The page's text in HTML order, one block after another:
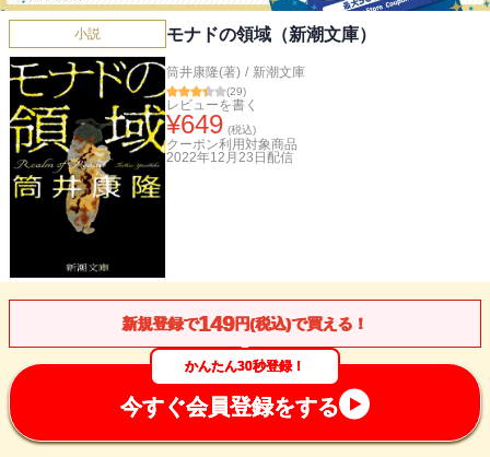
小説 モナドの領域（新潮文庫）
筒井康隆(著) / 新潮文庫
(29)
レビューを書く
¥649 (税込)
クーポン利用対象商品
2022年12月23日 配信
新規登録で149円(税込)で買える！
かんたん30秒登録！
今すぐ会員登録をする